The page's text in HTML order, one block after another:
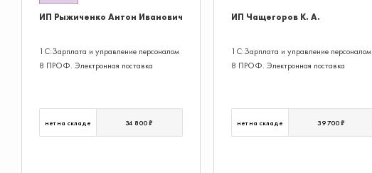
ИП Рыжиченко Антон Иванович
1С:Зарплата и управление персоналом
8 ПРОФ. Электронная поставка
нет на складе 34 800 ₽
ИП Чащегоров К. А.
1С:Зарплата и управление персоналом
8 ПРОФ. Электронная поставка
нет на складе 39 700 ₽